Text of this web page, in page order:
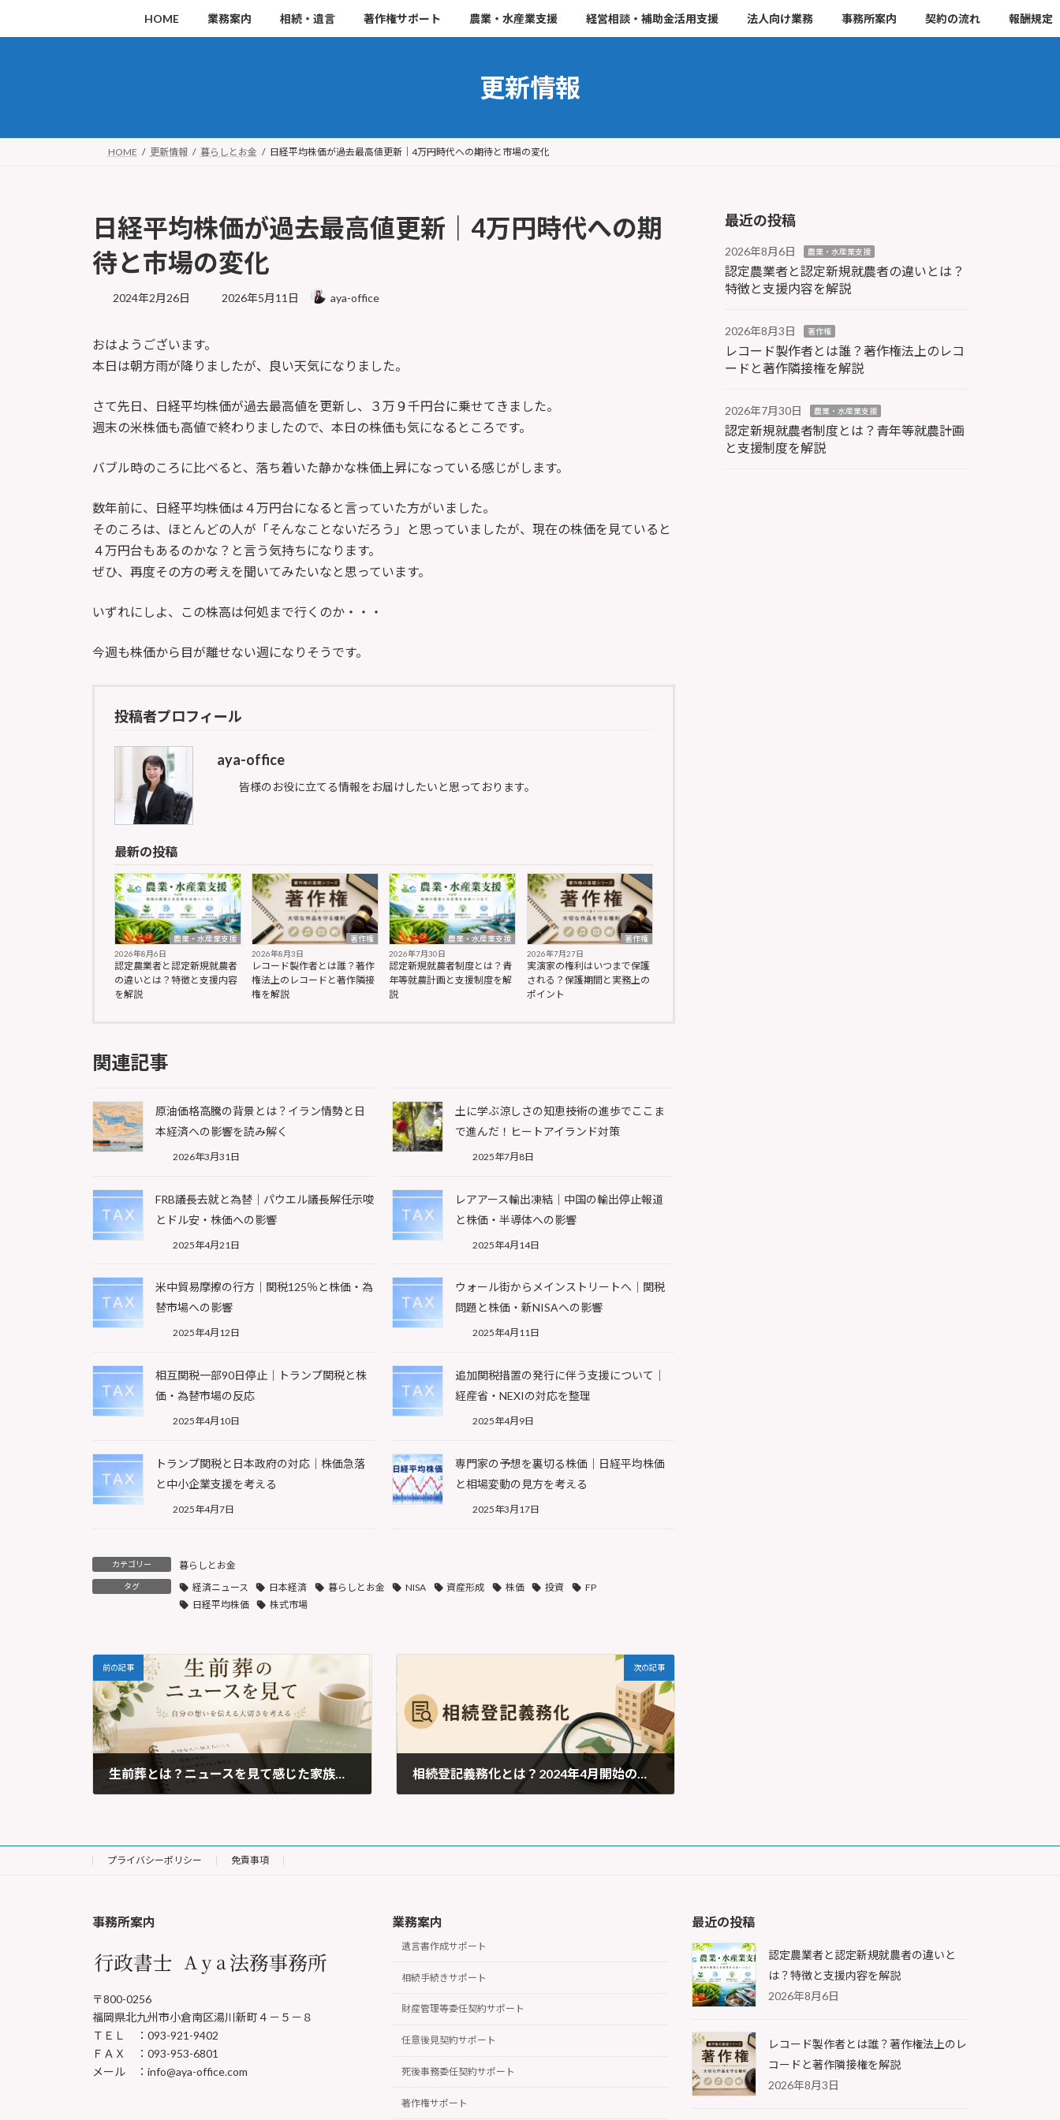
ン
ビ
HOME 業務案内 相続・遺言 著作権サポート 農業・水産業支援 経営相談・補助金活用支援 法人向け業務 事務所案内 契約の流れ 報酬規定
更新情報
HOME 更新情報 暮らしとお金 日経平均株価が過去最高値更新｜4万円時代への期待と市場の変化
日経平均株価が過去最高値更新｜4万円時代への期
待と市場の変化
2024年2月26日
最
時
:
2026年5月11日 aya-office
おはようございます。
本日は朝方雨が降りましたが、良い天気になりました。
さて先日、日経平均株価が過去最高値を更新し、３万９千円台に乗せてきました。
週末の米株価も高値で終わりましたので、本日の株価も気になるところです。
バブル時のころに比べると、落ち着いた静かな株価上昇になっている感じがします。
数年前に、日経平均株価は４万円台になると言っていた方がいました。
そのころは、ほとんどの人が「そんなことないだろう」と思っていましたが、現在の株価を見ていると
４万円台もあるのかな？と言う気持ちになります。
ぜひ、再度その方の考えを聞いてみたいなと思っています。
いずれにしよ、この株高は何処まで行くのか・・・
今週も株価から目が離せない週になりそうです。
投稿者プロフィール
aya-office
皆様のお役に立てる情報をお届けしたいと思っております。
最新の投稿
農業・水産業支援
2026年8月6日
認定農業者と認定新規就農者
の違いとは？特徴と支援内容
を解説
著作権
2026年8月3日
レコード製作者とは誰？著作
権法上のレコードと著作隣接
権を解説
農業・水産業支援
2026年7月30日
認定新規就農者制度とは？青
年等就農計画と支援制度を解
説
著作権
2026年7月27日
実演家の権利はいつまで保護
される？保護期間と実務上の
ポイント
関連記事
原油価格高騰の背景とは？イラン情勢と日
本経済への影響を読み解く
2026年3月31日
土に学ぶ涼しさの知恵――技術の進歩でここま
で進んだ！ヒートアイランド対策
2025年7月8日
FRB議長去就と為替｜パウエル議長解任示唆
とドル安・株価への影響
2025年4月21日
レアアース輸出凍結｜中国の輸出停止報道
と株価・半導体への影響
2025年4月14日
米中貿易摩擦の行方｜関税125％と株価・為
替市場への影響
2025年4月12日
ウォール街からメインストリートへ｜関税
問題と株価・新NISAへの影響
2025年4月11日
相互関税一部90日停止｜トランプ関税と株
価・為替市場の反応
2025年4月10日
追加関税措置の発行に伴う支援について｜
経産省・NEXIの対応を整理
2025年4月9日
トランプ関税と日本政府の対応｜株価急落
と中小企業支援を考える
2025年4月7日
専門家の予想を裏切る株価｜日経平均株価
と相場変動の見方を考える
2025年3月17日
カテゴリー 暮らしとお金
タグ 経済ニュース 日本経済 暮らしとお金 NISA 資産形成 株価 投資
FP
日経平均株価
株式市場
前の記事
生前葬とは？ニュースを見て感じた家族への想いと終活の大切さ
次の記事
相続登記義務化とは？2024年4月開始の新制度と過料・相続人申告登記を解説
最近の投稿
2026年8月6日 農業・水産業支援
認定農業者と認定新規就農者の違いとは？
特徴と支援内容を解説
2026年8月3日 著作権
レコード製作者とは誰？著作権法上のレコ
ードと著作隣接権を解説
2026年7月30日 農業・水産業支援
認定新規就農者制度とは？青年等就農計画
と支援制度を解説
プライバシーポリシー 免責事項
事務所案内
〒800-0256
福岡県北九州市小倉南区湯川新町４－５－８
ＴＥＬ ：093-921-9402
ＦＡＸ ：093-953-6801
メール ：info@aya-office.com
業務案内
遺言書作成サポート
相続手続きサポート
財産管理等委任契約サポート
任意後見契約サポート
死後事務委任契約サポート
著作権サポート
最近の投稿
認定農業者と認定新規就農者の違いと
は？特徴と支援内容を解説
2026年8月6日
レコード製作者とは誰？著作権法上のレ
コードと著作隣接権を解説
2026年8月3日